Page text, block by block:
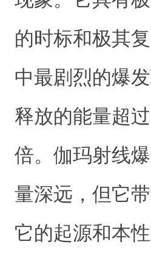
的时标和极其
中最剧烈的爆
释放的能量超
倍。伽玛射线
量深远，但它
它的起源和本